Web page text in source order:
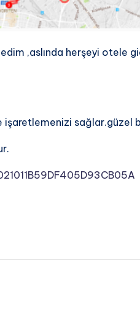
,aslında herşeyi otele
işaretlemenizi sağlar.güzel